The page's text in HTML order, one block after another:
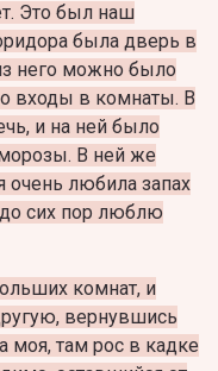
Это был наш
была дверь в
него можно было
входы в комнаты. В
и на ней было
В ней же
очень любила запах
сих пор люблю
комнат, и
вернувшись
моя, там рос в кадке